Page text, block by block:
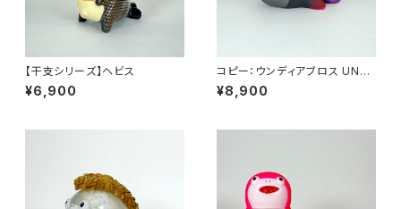
【干支シリーズ】ヘビス
¥6,900
コピー：ウンディアブロス UN-D
IABLOSS
¥8,900